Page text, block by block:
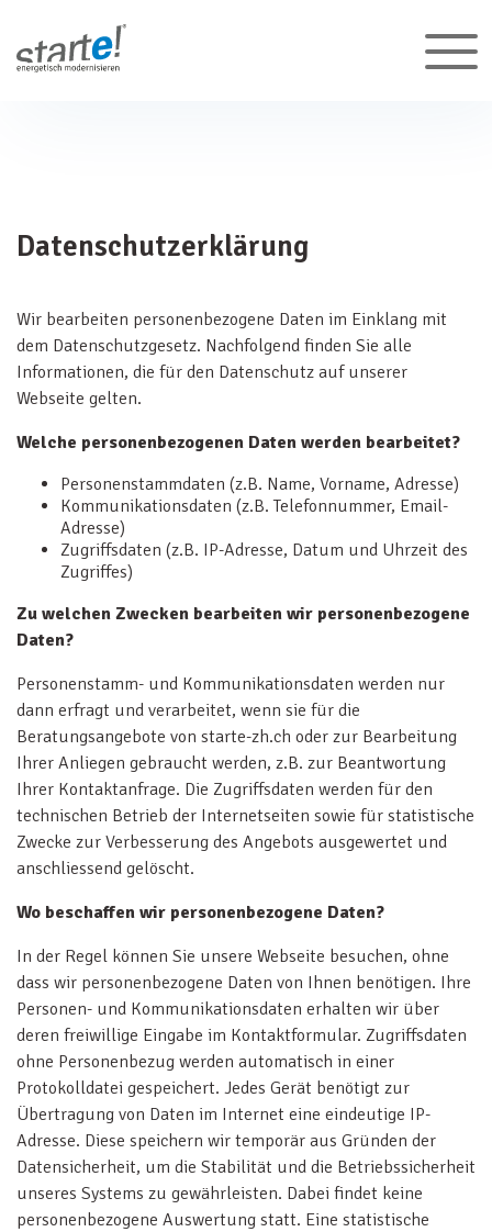
Datenschutzerklärung
Wir bearbeiten personenbezogene Daten im Einklang mit
dem Datenschutzgesetz. Nachfolgend finden Sie alle
Informationen, die für den Datenschutz auf unserer
Webseite gelten.
Welche personenbezogenen Daten werden bearbeitet?
Personenstammdaten (z.B. Name, Vorname, Adresse)
Kommunikationsdaten (z.B. Telefonnummer, Email-
Adresse)
Zugriffsdaten (z.B. IP-Adresse, Datum und Uhrzeit des
Zugriffes)
Zu welchen Zwecken bearbeiten wir personenbezogene
Daten?
Personenstamm- und Kommunikationsdaten werden nur
dann erfragt und verarbeitet, wenn sie für die
Beratungsangebote von starte-zh.ch oder zur Bearbeitung
Ihrer Anliegen gebraucht werden, z.B. zur Beantwortung
Ihrer Kontaktanfrage. Die Zugriffsdaten werden für den
technischen Betrieb der Internetseiten sowie für statistische
Zwecke zur Verbesserung des Angebots ausgewertet und
anschliessend gelöscht.
Wo beschaffen wir personenbezogene Daten?
In der Regel können Sie unsere Webseite besuchen, ohne
dass wir personenbezogene Daten von Ihnen benötigen. Ihre
Personen- und Kommunikationsdaten erhalten wir über
deren freiwillige Eingabe im Kontaktformular. Zugriffsdaten
ohne Personenbezug werden automatisch in einer
Protokolldatei gespeichert. Jedes Gerät benötigt zur
Übertragung von Daten im Internet eine eindeutige IP-
Adresse. Diese speichern wir temporär aus Gründen der
Datensicherheit, um die Stabilität und die Betriebssicherheit
unseres Systems zu gewährleisten. Dabei findet keine
personenbezogene Auswertung statt. Eine statistische